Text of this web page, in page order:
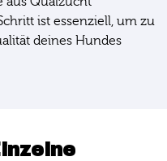
ist essenziell, um zu
deines Hundes